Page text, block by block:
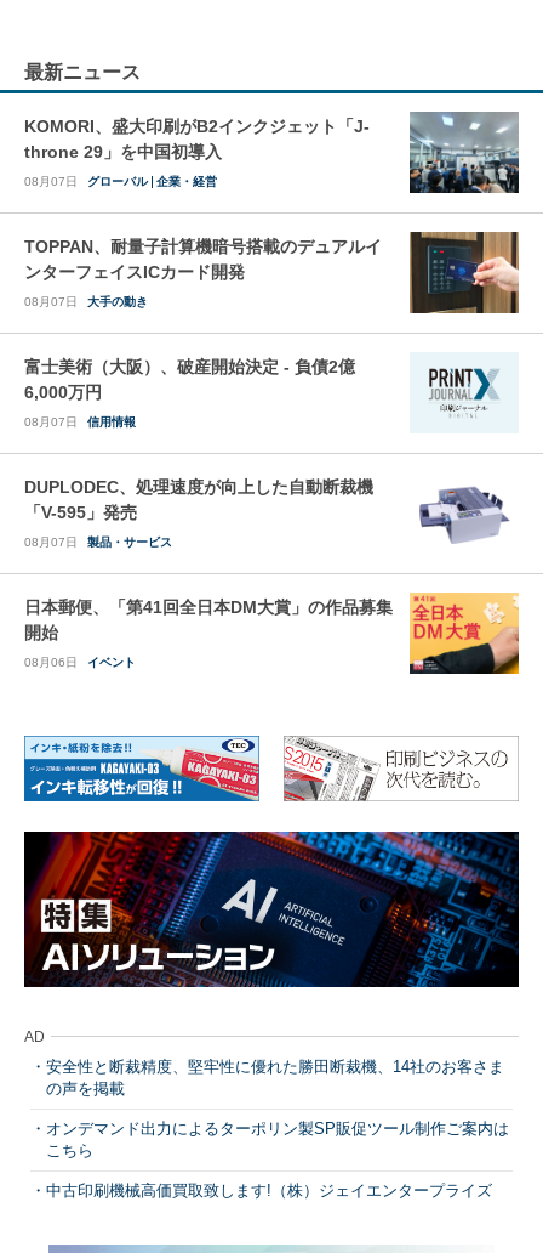
最新ニュース
KOMORI、盛大印刷がB2インクジェット「J-
throne 29」を中国初導入
08月07日 グローバル 企業・経営
TOPPAN、耐量子計算機暗号搭載のデュアルイ
ンターフェイスICカード開発
08月07日 大手の動き
富士美術（大阪）、破産開始決定 - 負債2億
6,000万円
08月07日 信用情報
DUPLODEC、処理速度が向上した自動断裁機
「V-595」発売
08月07日 製品・サービス
日本郵便、「第41回全日本DM大賞」の作品募集
開始
08月06日 イベント
AD
安全性と断裁精度、堅牢性に優れた勝田断裁機、14社のお客さま
の声を掲載
オンデマンド出力によるターポリン製SP販促ツール制作ご案内は
こちら
中古印刷機械高価買取致します!（株）ジェイエンタープライズ